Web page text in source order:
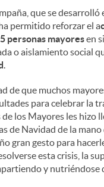
que se desarrolló
permitido reforzar el a
personas mayoresen
o aislamiento social
.
de que muchos
para celebrar la
los Mayores les hizo
de Navidad de la mano
gran gesto para
esta crisis, la
y nutriéndose